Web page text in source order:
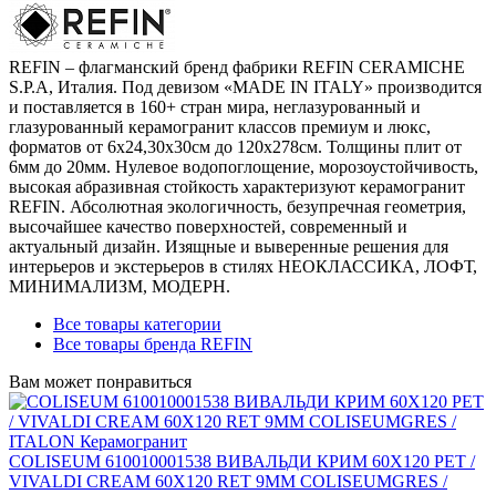
REFIN – флагманский бренд фабрики REFIN CERAMICHE
S.P.A, Италия. Под девизом «MADE IN ITALY» производится
и поставляется в 160+ стран мира, неглазурованный и
глазурованный керамогранит классов премиум и люкс,
форматов от 6х24,30х30см до 120х278см. Толщины плит от
6мм до 20мм. Нулевое водопоглощение, морозоустойчивость,
высокая абразивная стойкость характеризуют керамогранит
REFIN. Абсолютная экологичность, безупречная геометрия,
высочайшее качество поверхностей, современный и
актуальный дизайн. Изящные и выверенные решения для
интерьеров и экстерьеров в стилях НЕОКЛАССИКА, ЛОФТ,
МИНИМАЛИЗМ, МОДЕРН.
Все товары категории
Все товары бренда REFIN
Вам может понравиться
COLISEUM 610010001538 ВИВАЛЬДИ КРИМ 60X120 РЕТ /
VIVALDI CREAM 60X120 RET 9MM COLISEUMGRES /